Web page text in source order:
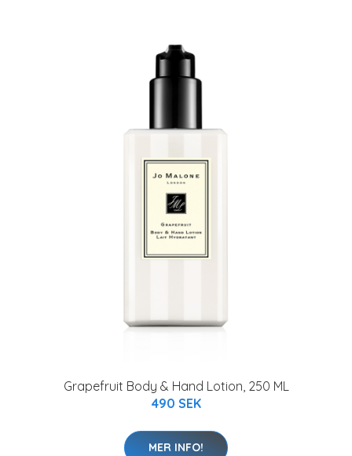
Grapefruit Body & Hand Lotion, 250 ML
490 SEK
MER INFO!